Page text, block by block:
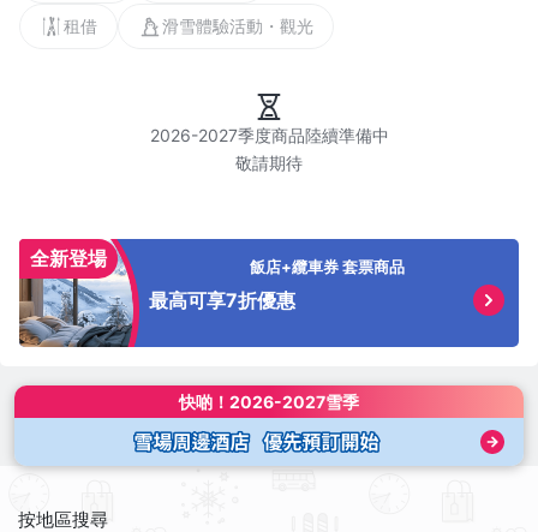
租借 滑雪體驗活動・觀光
2026-2027季度商品陸續準備中
全新登場 飯店+纜車券 套票商品
最高可享7折優惠
快啲！ 2026-2027雪季
按地區搜尋